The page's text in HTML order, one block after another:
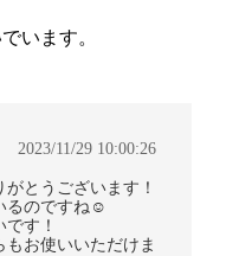
います。
2023/11/29 10:00:26
とうございます！
るのですね☺
す！
お使いいただけま